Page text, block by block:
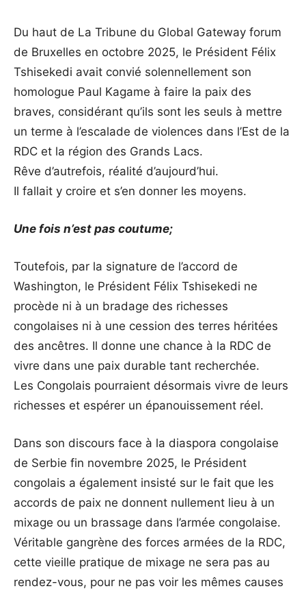
Du haut de La Tribune du Global Gateway forum
de Bruxelles en octobre 2025, le Président Félix
Tshisekedi avait convié solennellement son
homologue Paul Kagame à faire la paix des
braves, considérant qu’ils sont les seuls à mettre
un terme à l’escalade de violences dans l’Est de la
RDC et la région des Grands Lacs.
Rêve d’autrefois, réalité d’aujourd’hui.
Il fallait y croire et s’en donner les moyens.
Une fois n’est pas coutume;
Toutefois, par la signature de l’accord de
Washington, le Président Félix Tshisekedi ne
procède ni à un bradage des richesses
congolaises ni à une cession des terres héritées
des ancêtres. Il donne une chance à la RDC de
vivre dans une paix durable tant recherchée.
Les Congolais pourraient désormais vivre de leurs
richesses et espérer un épanouissement réel.
Dans son discours face à la diaspora congolaise
de Serbie fin novembre 2025, le Président
congolais a également insisté sur le fait que les
accords de paix ne donnent nullement lieu à un
mixage ou un brassage dans l’armée congolaise.
Véritable gangrène des forces armées de la RDC,
cette vieille pratique de mixage ne sera pas au
rendez-vous, pour ne pas voir les mêmes causes